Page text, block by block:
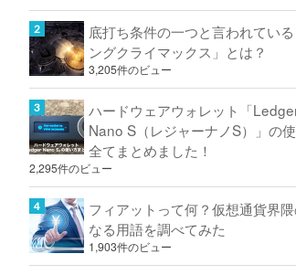
底打ち条件の一つと言われている
ングクライマックス」とは？
3,205件のビュー
ハードウェアウォレット「
Nano S（レジャーナノS）」の
全てまとめました！
2,295件のビュー
フィアットって何？仮想通貨界
なる用語を調べてみた
1,903件のビュー